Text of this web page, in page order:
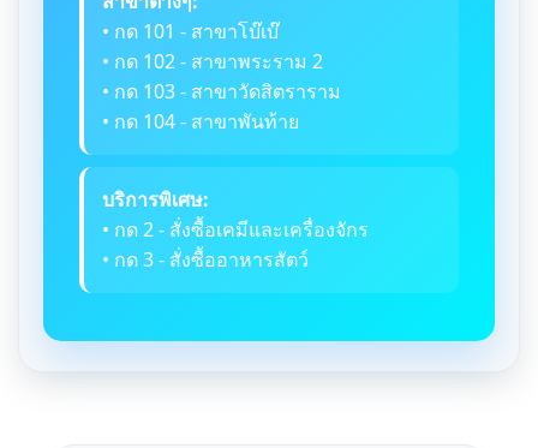
• กด 101 - สาขาโบ๊เบ๊
• กด 102 - สาขาพระราม 2
• กด 103 - สาขาวัดสิตราราม
• กด 104 - สาขาพันท้าย
บริการพิเศษ:
• กด 2 - สั่งซื้อเคมีและเครื่องจักร
• กด 3 - สั่งซื้ออาหารสัตว์